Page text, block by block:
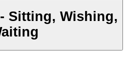
Sitting, Wishing,